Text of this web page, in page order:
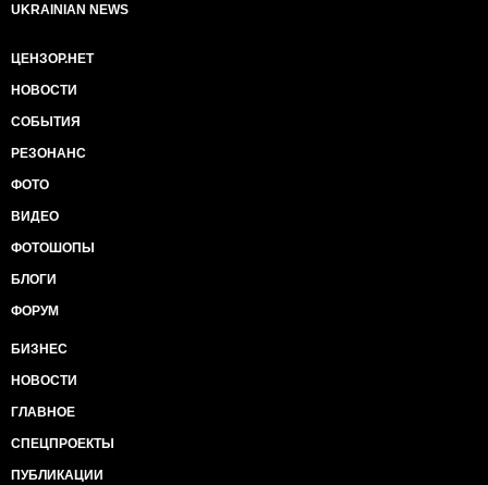
UKRAINIAN NEWS
ЦЕНЗОР.НЕТ
НОВОСТИ
СОБЫТИЯ
РЕЗОНАНС
ФОТО
ВИДЕО
ФОТОШОПЫ
БЛОГИ
ФОРУМ
БИЗНЕС
НОВОСТИ
ГЛАВНОЕ
СПЕЦПРОЕКТЫ
ПУБЛИКАЦИИ